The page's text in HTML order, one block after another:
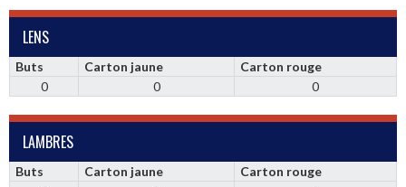
LENS
Buts Carton jaune
Carton rouge
0
0 0
LAMBRES
Buts Carton jaune
Carton rouge